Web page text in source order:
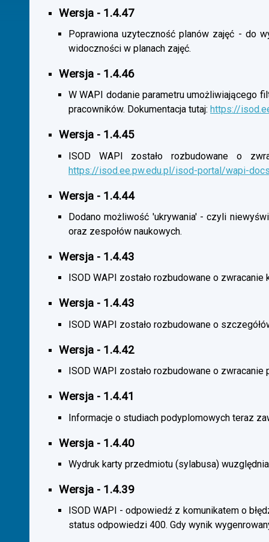
Wersja - 1.4.47
Poprawiona uzyteczność planów zajęć - do
widoczności w planach zajęć.
Wersja - 1.4.46
W WAPI dodanie parametru umożliwiającego
pracowników. Dokumentacja tutaj: https://
Wersja - 1.4.45
ISOD WAPI zostało rozbudowane o
https://isod.ee.pw.edu.pl/isod-portal/wapi-
Wersja - 1.4.44
Dodano możliwość 'ukrywania' - czyli
oraz zespołów naukowych.
Wersja - 1.4.43
ISOD WAPI zostało rozbudowane o
Wersja - 1.4.43
ISOD WAPI zostało rozbudowane o
Wersja - 1.4.42
ISOD WAPI zostało rozbudowane o zwracanie
Wersja - 1.4.41
Informacje o studiach podyplomowych teraz
Wersja - 1.4.40
Wydruk karty przedmiotu (sylabusa)
Wersja - 1.4.39
ISOD WAPI - odpowiedź z komunikatem o
status odpowiedzi 400. Gdy wynik